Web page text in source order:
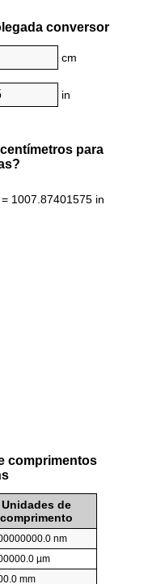
conversor
cm
in
para
= 1007.87401575 in
comprimentos
Unidades de
comprimento
nm
µm
mm